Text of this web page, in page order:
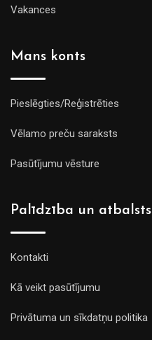
Vakances
Mans konts
Pieslēgties/Reģistrēties
Vēlamo preču saraksts
Pasūtījumu vēsture
Palīdzība un atbalsts
Kontakti
Kā veikt pasūtījumu
Privātuma un sīkdatņu politika